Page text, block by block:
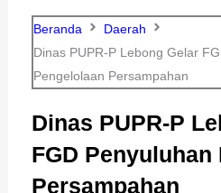
Beranda
Daerah
Dinas PUPR-P Lebong Gelar
Pengelolaan Persampahan
Dinas PUPR-P
FGD Penyuluhan
Persampahan